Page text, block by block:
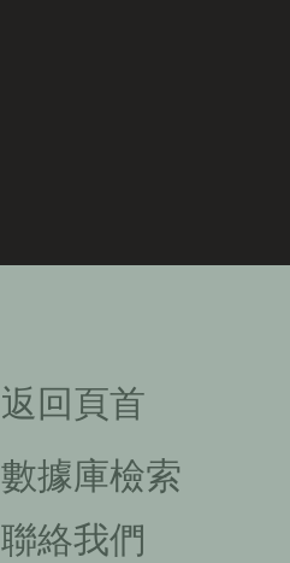
​返回頁首
數據庫檢索
聯絡我們